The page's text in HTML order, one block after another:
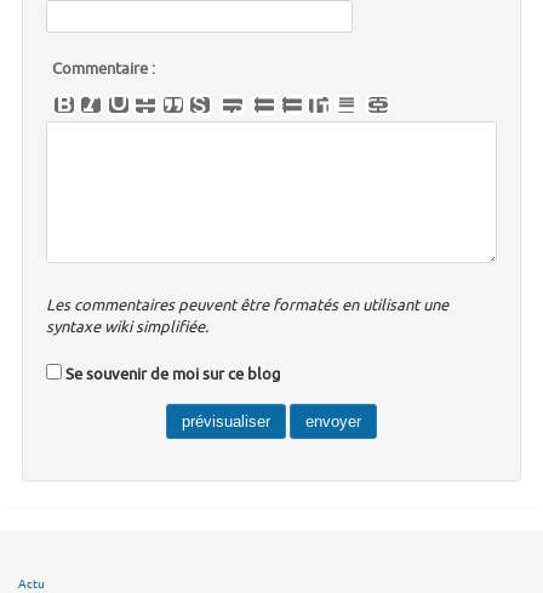
Commentaire :
Les commentaires peuvent être formatés en utilisant une
syntaxe wiki simplifiée.
Se souvenir de moi sur ce blog
Actu